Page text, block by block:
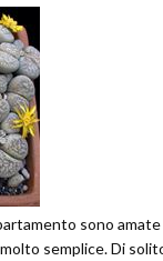
sono
semplice. Di